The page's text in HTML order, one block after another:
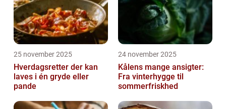
25 november 2025
Hverdagsretter der kan
laves i én gryde eller
pande
24 november 2025
Kålens mange ansigter:
Fra vinterhygge til
sommerfriskhed